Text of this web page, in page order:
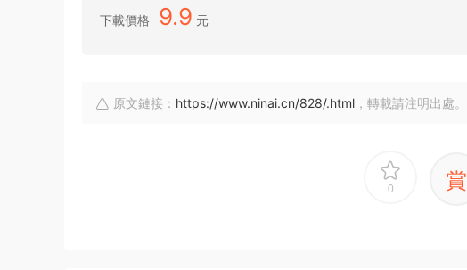
下載價格 9.9 元
原文鏈接： https://www.ninai.cn/828/.html ，轉載請注明出處。
0 賞